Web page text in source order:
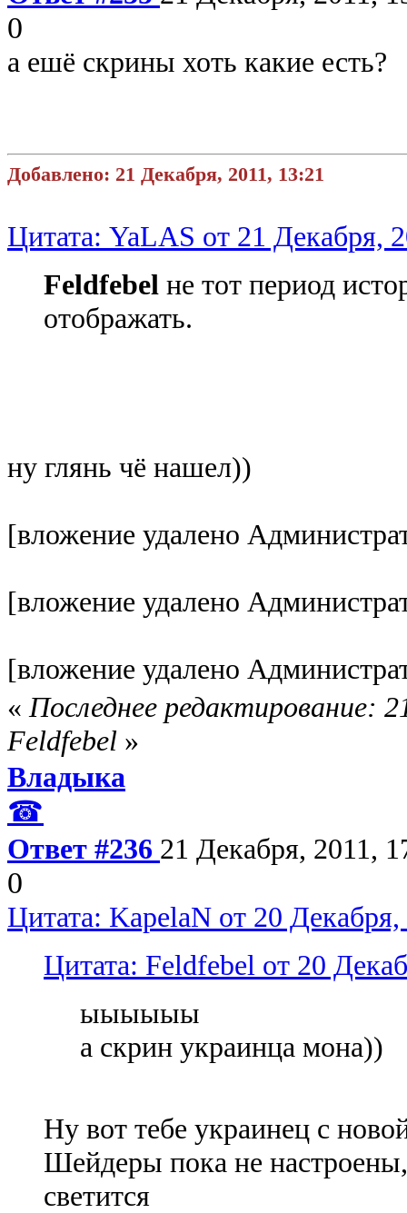
0
а ешё скрины хоть какие есть?
Добавлено: 21 Декабря, 2011, 13:21
Цитата: YaLAS от 21 Декабря,
Feldfebel не тот период
отображать.
ну глянь чё нашел))
[вложение удалено
[вложение удалено
[вложение удалено
« Последнее редактирование:
Feldfebel »
Владыка
☎
Ответ #236 21 Декабря, 2011,
0
Цитата: KapelaN от 20
Цитата: Feldfebel от 20
ыыыыыы
а скрин украинца мона))
Ну вот тебе украинец с
Шейдеры пока не
светится